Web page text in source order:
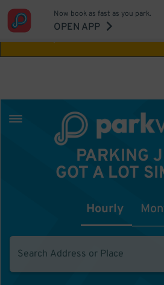
Aw Shucks!
Now book as fast as you park.
OPEN APP
PARKING
GOT A LOT
Hourly